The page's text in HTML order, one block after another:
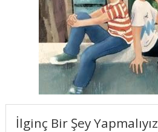
İlginç Bir Şey Yapmalıyız